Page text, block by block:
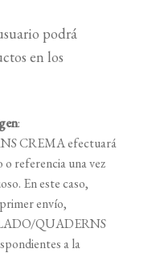
podrá
en los
:
CREMA efectuará
referencia una vez
En este caso,
envío,
QUADERNS
a la